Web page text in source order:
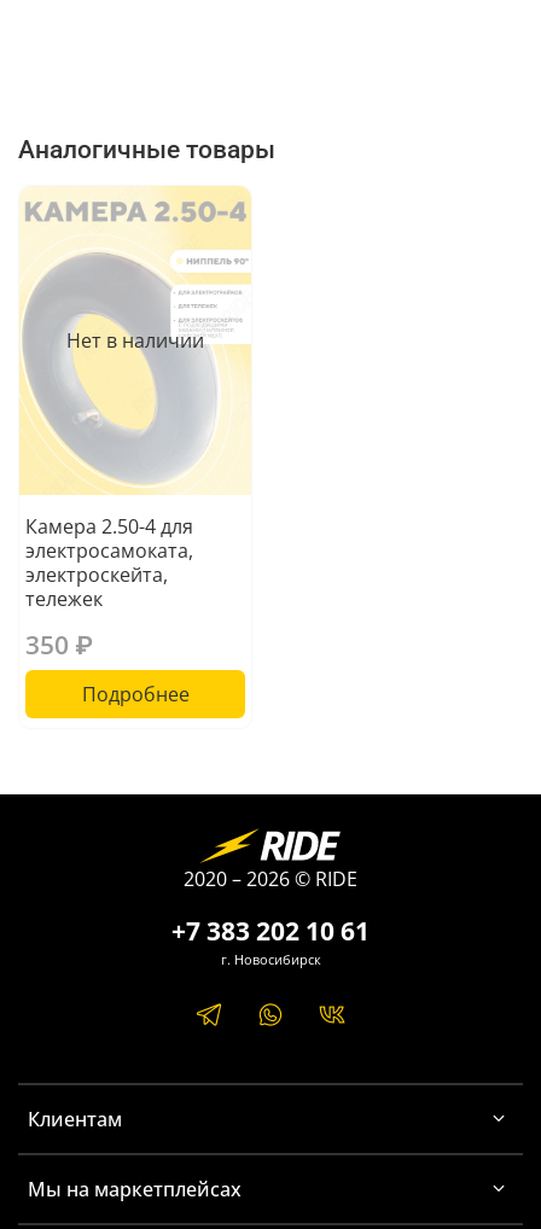
Аналогичные товары
Нет в наличии
Камера 2.50-4 для
электросамоката,
электроскейта,
тележек
350 ₽
Подробнее
Клиентам
Мы на маркетплейсах
+7 383 202 10 61
г. Новосибирск
2020 – 2026 © RIDE